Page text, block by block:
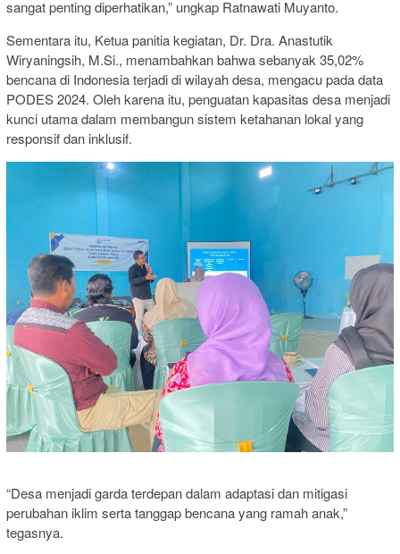
sangat penting diperhatikan,” ungkap Ratnawati Muyanto.
Sementara itu, Ketua panitia kegiatan, Dr. Dra. Anastutik
Wiryaningsih, M.Si., menambahkan bahwa sebanyak 35,02%
bencana di Indonesia terjadi di wilayah desa, mengacu pada data
PODES 2024. Oleh karena itu, penguatan kapasitas desa menjadi
kunci utama dalam membangun sistem ketahanan lokal yang
responsif dan inklusif.
“Desa menjadi garda terdepan dalam adaptasi dan mitigasi
perubahan iklim serta tanggap bencana yang ramah anak,”
tegasnya.